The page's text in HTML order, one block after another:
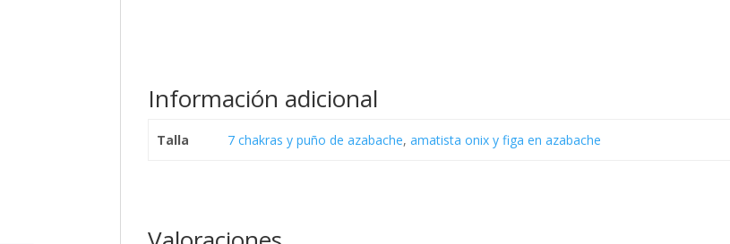
Información adicional
Talla 7 chakras y puño de azabache, amatista onix y figa en azabache